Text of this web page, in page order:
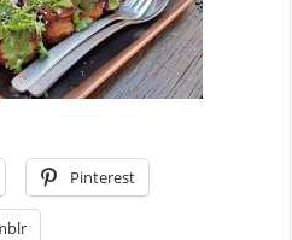
Pinterest